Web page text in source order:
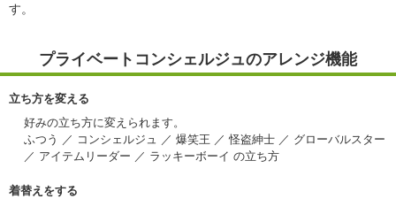
す。
プライベートコンシェルジュのアレンジ機能
立ち方を変える
好みの立ち方に変えられます。
ふつう ／ コンシェルジュ ／ 爆笑王 ／ 怪盗紳士 ／ グローバルスター
／ アイテムリーダー ／ ラッキーボーイ の立ち方
着替えをする